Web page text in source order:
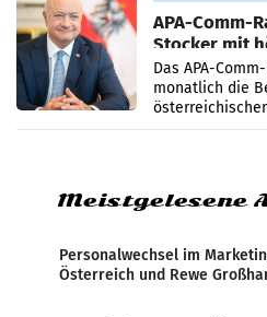
APA-Comm-
Stocker mit
im Juli
Das APA-
monatlich die
analysiert,
Meistgelesene
Personalwechsel im
Österreich und Rewe